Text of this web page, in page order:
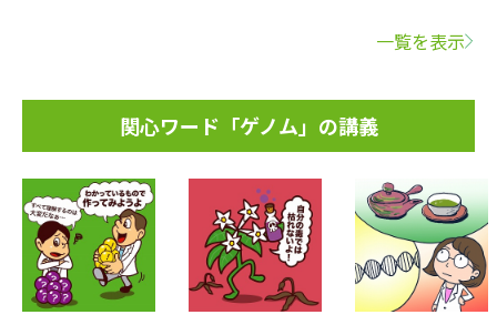
一覧を表示
関心ワード「ゲノム」の講義